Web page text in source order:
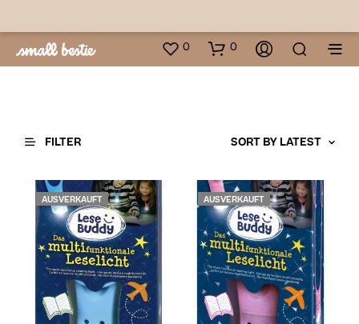
0 0
FILTER
AUSVERKAUFT AUSVERKAUFT